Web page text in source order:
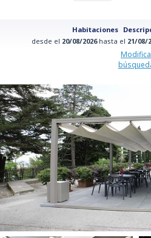
Habitaciones
desde el 20/08/2026hasta el 21/08/
Modifica